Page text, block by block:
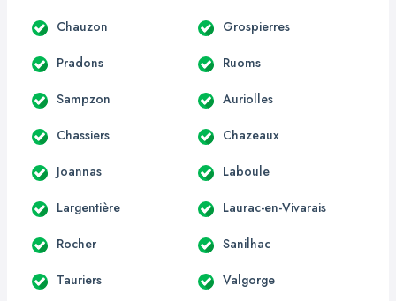
Chauzon Grospierres
Pradons Ruoms
Sampzon Auriolles
Chassiers Chazeaux
Joannas Laboule
Largentière Laurac-en-Vivarais
Rocher Sanilhac
Tauriers Valgorge